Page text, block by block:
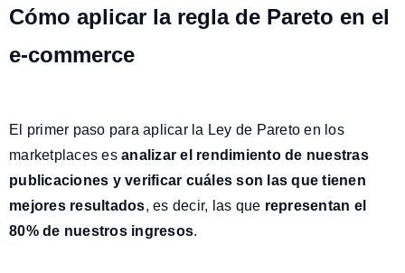
Cómo aplicar la regla de Pareto en el
e-commerce
El primer paso para aplicar la Ley de Pareto en los
marketplaces es analizar el rendimiento de nuestras
publicaciones y verificar cuáles son las que tienen
mejores resultados, es decir, las que representan el
80% de nuestros ingresos.